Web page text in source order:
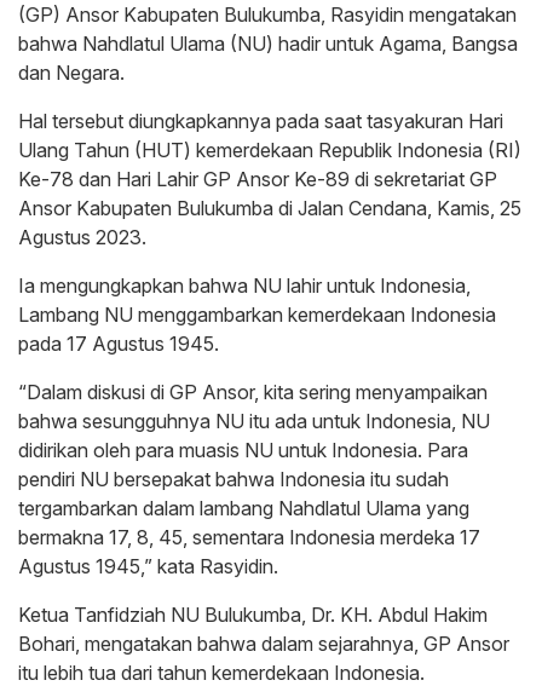
(GP) Ansor Kabupaten Bulukumba, Rasyidin mengatakan
bahwa Nahdlatul Ulama (NU) hadir untuk Agama, Bangsa
dan Negara.
Hal tersebut diungkapkannya pada saat tasyakuran Hari
Ulang Tahun (HUT) kemerdekaan Republik Indonesia (RI)
Ke-78 dan Hari Lahir GP Ansor Ke-89 di sekretariat GP
Ansor Kabupaten Bulukumba di Jalan Cendana, Kamis, 25
Agustus 2023.
Ia mengungkapkan bahwa NU lahir untuk Indonesia,
Lambang NU menggambarkan kemerdekaan Indonesia
pada 17 Agustus 1945.
“Dalam diskusi di GP Ansor, kita sering menyampaikan
bahwa sesungguhnya NU itu ada untuk Indonesia, NU
didirikan oleh para muasis NU untuk Indonesia. Para
pendiri NU bersepakat bahwa Indonesia itu sudah
tergambarkan dalam lambang Nahdlatul Ulama yang
bermakna 17, 8, 45, sementara Indonesia merdeka 17
Agustus 1945,” kata Rasyidin.
Ketua Tanfidziah NU Bulukumba, Dr. KH. Abdul Hakim
Bohari, mengatakan bahwa dalam sejarahnya, GP Ansor
itu lebih tua dari tahun kemerdekaan Indonesia.